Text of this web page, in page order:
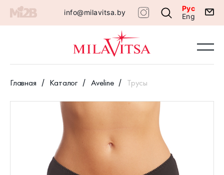
info@milavitsa.by
Рус
Eng
Главная Каталог Aveline Трусы